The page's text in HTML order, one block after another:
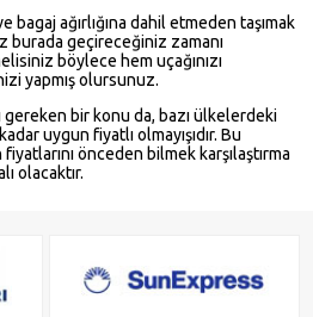
bagaj ağırlığına dahil etmeden taşımak
burada geçireceğiniz zamanı
böylece hem uçağınızı
yapmış olursunuz.
bir konu da, bazı ülkelerdeki
uygun fiyatlı olmayışıdır. Bu
önceden bilmek karşılaştırma
olacaktır.